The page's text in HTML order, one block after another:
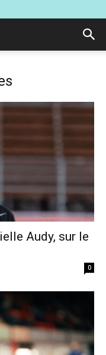
Audy, sur le
0